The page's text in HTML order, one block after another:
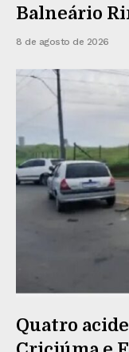
Balneário
8 de agosto de 2026
Quatro